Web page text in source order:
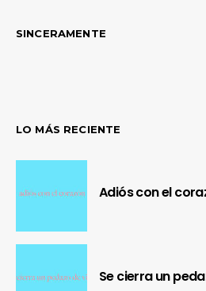
SINCERAMENTE
LO MÁS RECIENTE
Adiós con el
Se cierra un